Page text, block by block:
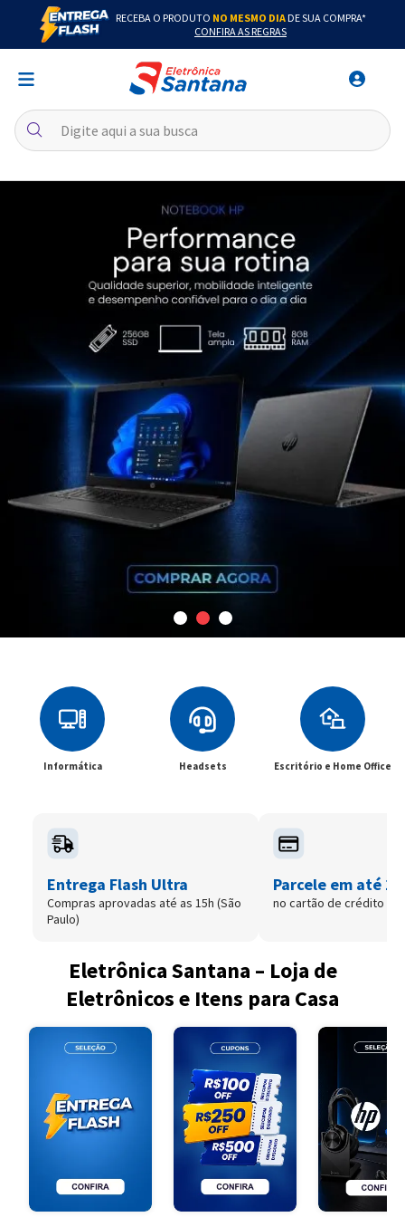
RECEBA O PRODUTO NO MESMO DIADE SUA COMPRA*
CONFIRA AS REGRAS
Informática Headsets Escritório e Home Office
Entrega Flash Ultra
Compras aprovadas até as 15h (São
Paulo)
Parcele em até
no cartão de crédito
Eletrônica Santana – Loja de
Eletrônicos e Itens para Casa